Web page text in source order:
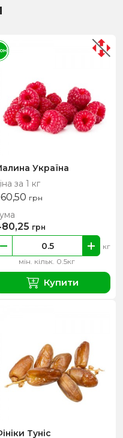
Україна
за 1 кг
грн
мін. кільк. 0.5кг
кг
грн
Купити
Туніс